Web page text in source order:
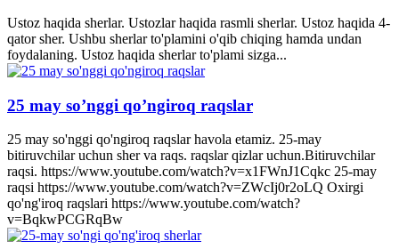
Ustoz haqida sherlar. Ustozlar haqida rasmli sherlar. Ustoz haqida 4-
qator sher. Ushbu sherlar to'plamini o'qib chiqing hamda undan
foydalaning. Ustoz haqida sherlar to'plami sizga...
25 may so’nggi qo’ngiroq raqslar
25 may so'nggi qo'ngiroq raqslar havola etamiz. 25-may
bitiruvchilar uchun sher va raqs. raqslar qizlar uchun.Bitiruvchilar
raqsi. https://www.youtube.com/watch?v=x1FWnJ1Cqkc 25-may
raqsi https://www.youtube.com/watch?v=ZWcIj0r2oLQ Oxirgi
qo'ng'iroq raqslari https://www.youtube.com/watch?
v=BqkwPCGRqBw